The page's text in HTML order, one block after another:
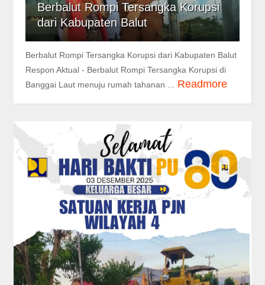
Berbalut Rompi Tersangka Korupsi
dari Kabupaten Balut
Berbalut Rompi Tersangka Korupsi dari Kabupaten Balut
Respon Aktual - Berbalut Rompi Tersangka Korupsi di
Banggai Laut menuju rumah tahanan ...
Readmore